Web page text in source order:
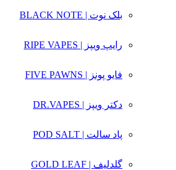
بلک نوت | BLACK NOTE
رایپ ویپز | RIPE VAPES
فایو پونز | FIVE PAWNS
دکتر ویپز | DR.VAPES
پاد سالت | POD SALT
گلدلیف | GOLD LEAF